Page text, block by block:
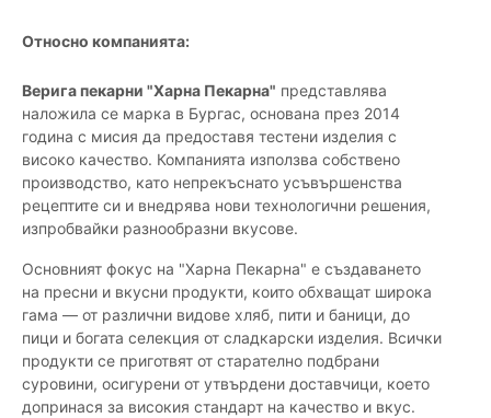
Относно компанията:
Верига пекарни "Харна Пекарна" представлява
наложила се марка в Бургас, основана през 2014
година с мисия да предоставя тестени изделия с
високо качество. Компанията използва собствено
производство, като непрекъснато усъвършенства
рецептите си и внедрява нови технологични решения,
изпробвайки разнообразни вкусове.
Основният фокус на "Харна Пекарна" е създаването
на пресни и вкусни продукти, които обхващат широка
гама — от различни видове хляб, пити и баници, до
пици и богата селекция от сладкарски изделия. Всички
продукти се приготвят от старателно подбрани
суровини, осигурени от утвърдени доставчици, което
допринася за високия стандарт на качество и вкус.